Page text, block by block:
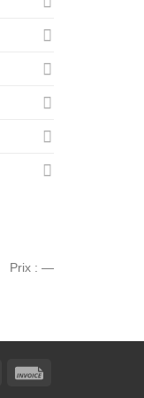
Prix : —